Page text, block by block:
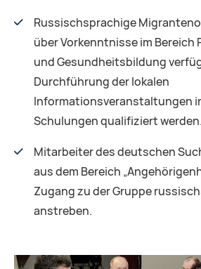
Russischsprachige
über Vorkenntnisse im Bereich
und Gesundheitsbildung
Durchführung der lokalen
Informationsveranstaltungen
Schulungen qualifiziert werden.
Mitarbeiter des deutschen
aus dem Bereich
Zugang zu der Gruppe
anstreben.